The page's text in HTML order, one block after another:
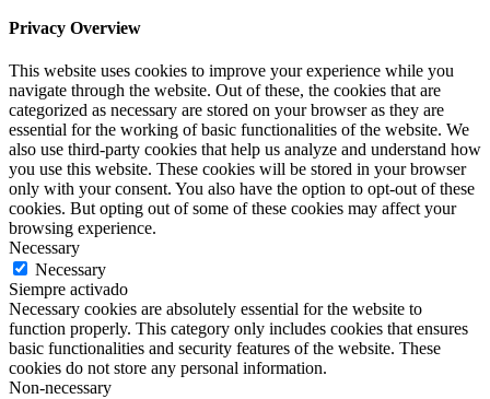
Privacy Overview
This website uses cookies to improve your experience while you
navigate through the website. Out of these, the cookies that are
categorized as necessary are stored on your browser as they are
essential for the working of basic functionalities of the website. We
also use third-party cookies that help us analyze and understand how
you use this website. These cookies will be stored in your browser
only with your consent. You also have the option to opt-out of these
cookies. But opting out of some of these cookies may affect your
browsing experience.
Necessary
Necessary
Siempre activado
Necessary cookies are absolutely essential for the website to
function properly. This category only includes cookies that ensures
basic functionalities and security features of the website. These
cookies do not store any personal information.
Non-necessary